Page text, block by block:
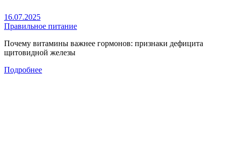
16.07.2025
Правильное питание
Почему витамины важнее гормонов: признаки дефицита
щитовидной железы
Подробнее